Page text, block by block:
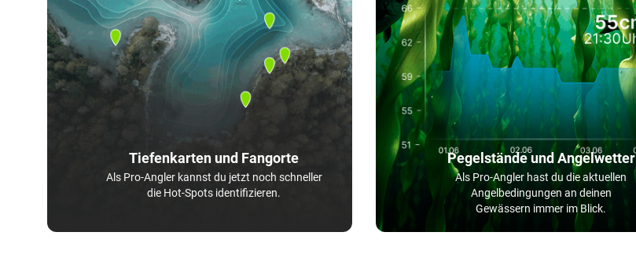
Tiefenkarten und Fangorte
Als Pro-Angler kannst du jetzt noch schneller
die Hot-Spots identifizieren.
Pegelstände und Angelwetter
Als Pro-Angler hast du die aktuellen
Angelbedingungen an deinen
Gewässern immer im Blick.